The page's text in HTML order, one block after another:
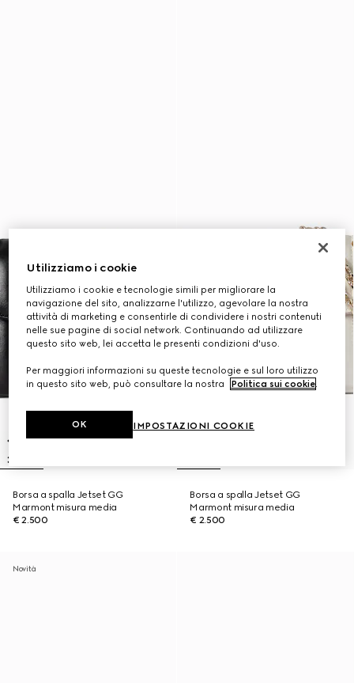
Borsa a spalla Jetset GG
Marmont misura media
€ 2.500
Borsa a spalla Jetset GG
Marmont misura media
€ 2.500
Novità
Utilizziamo i cookie
Utilizziamo i cookie e tecnologie simili per migliorare la
navigazione del sito, analizzarne l'utilizzo, agevolare la nostra
attività di marketing e consentirle di condividere i nostri contenuti
nelle sue pagine di social network. Continuando ad utilizzare
questo sito web, lei accetta le presenti condizioni d'uso.
Per maggiori informazioni su queste tecnologie e sul loro utilizzo
in questo sito web, può consultare la nostra
Politica sui cookie.
IMPOSTAZIONI COOKIE
OK